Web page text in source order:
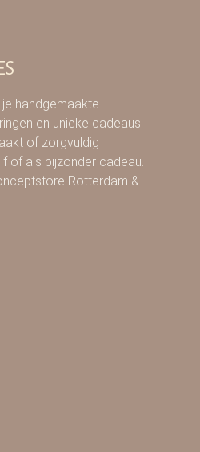
handgemaakte
en unieke cadeaus.
of zorgvuldig
of als bijzonder cadeau.
Rotterdam &